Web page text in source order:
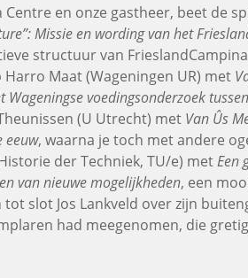
en onze gastheer, beet de
Missie en wording van het
structuur van
Maat (Wageningen UR) met
voedingsonderzoek
(U Utrecht) met Van Ûs
eeuw, waarna je toch met andere
der Techniek, TU/e) metEen
van nieuwe mogelijkheden, een
slot Jos Lankveld over zijn
had meegenomen, die